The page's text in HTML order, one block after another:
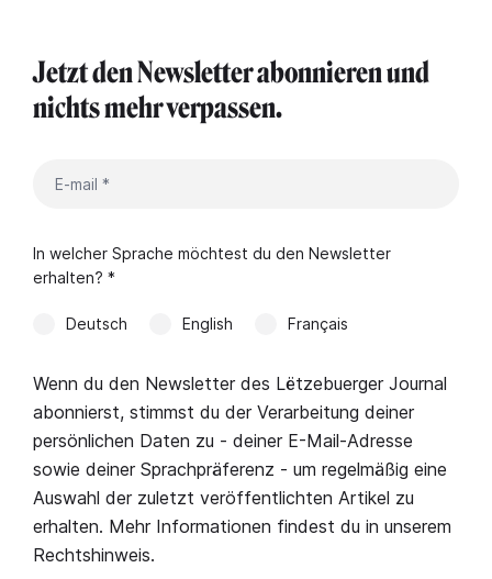
Jetzt den Newsletter abonnieren und
nichts mehr verpassen.
In welcher Sprache möchtest du den Newsletter
erhalten? *
Deutsch English Français
Wenn du den Newsletter des Lëtzebuerger Journal
abonnierst, stimmst du der Verarbeitung deiner
persönlichen Daten zu - deiner E-Mail-Adresse
sowie deiner Sprachpräferenz - um regelmäßig eine
Auswahl der zuletzt veröffentlichten Artikel zu
erhalten. Mehr Informationen findest du in unserem
Rechtshinweis.